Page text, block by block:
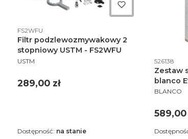
Kod produktu
FS2WFU
Filtr podzlewozmywakowy 2
stopniowy USTM - FS2WFU
PRODUCENT
USTM
Cena
289,00 zł
Dostępność: na stanie
Kod
526138
Zestaw
blanco
BLANCO
Cena
589,00